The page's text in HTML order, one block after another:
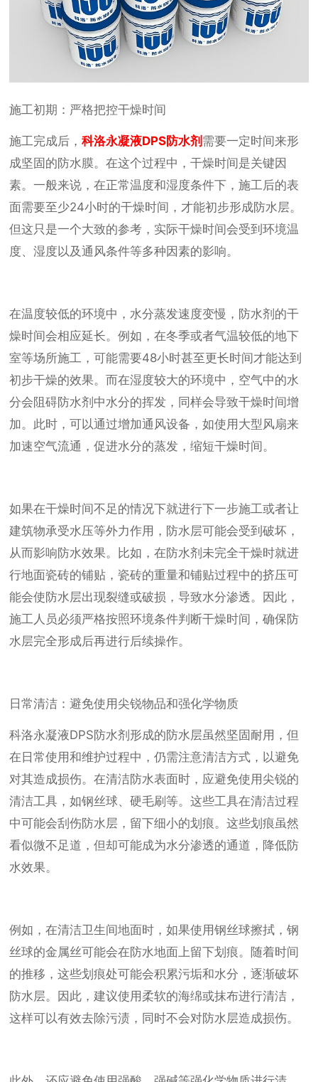
施工初期：严格把控干燥时间
施工完成后，科洛永凝液DPS防水剂 需要一定时间来形
成坚固的防水膜。在这个过程中，干燥时间是关键因
素。一般来说，在正常温度和湿度条件下，施工后的表
面需要至少24小时的干燥时间，才能初步形成防水层。
但这只是一个大致的参考，实际干燥时间会受到环境温
度、湿度以及通风条件等多种因素的影响。
在温度较低的环境中，水分蒸发速度变慢，防水剂的干
燥时间会相应延长。例如，在冬季或者气温较低的地下
室等场所施工，可能需要48小时甚至更长时间才能达到
初步干燥的效果。而在湿度较大的环境中，空气中的水
分会阻碍防水剂中水分的挥发，同样会导致干燥时间增
加。此时，可以通过增加通风设备，如使用大型风扇来
加速空气流通，促进水分的蒸发，缩短干燥时间。
如果在干燥时间不足的情况下就进行下一步施工或者让
建筑物承受水压等外力作用，防水层可能会受到破坏，
从而影响防水效果。比如，在防水剂未完全干燥时就进
行地面瓷砖的铺贴，瓷砖的重量和铺贴过程中的挤压可
能会使防水层出现裂缝或破损，导致水分渗透。因此，
施工人员必须严格按照环境条件判断干燥时间，确保防
水层完全形成后再进行后续操作。
日常清洁：避免使用尖锐物品和强化学物质
科洛永凝液DPS防水剂形成的防水层虽然坚固耐用，但
在日常使用和维护过程中，仍需注意清洁方式，以避免
对其造成损伤。在清洁防水表面时，应避免使用尖锐的
清洁工具，如钢丝球、硬毛刷等。这些工具在清洁过程
中可能会刮伤防水层，留下细小的划痕。这些划痕虽然
看似微不足道，但却可能成为水分渗透的通道，降低防
水效果。
例如，在清洁卫生间地面时，如果使用钢丝球擦拭，钢
丝球的金属丝可能会在防水地面上留下划痕。随着时间
的推移，这些划痕处可能会积累污垢和水分，逐渐破坏
防水层。因此，建议使用柔软的海绵或抹布进行清洁，
这样可以有效去除污渍，同时不会对防水层造成损伤。